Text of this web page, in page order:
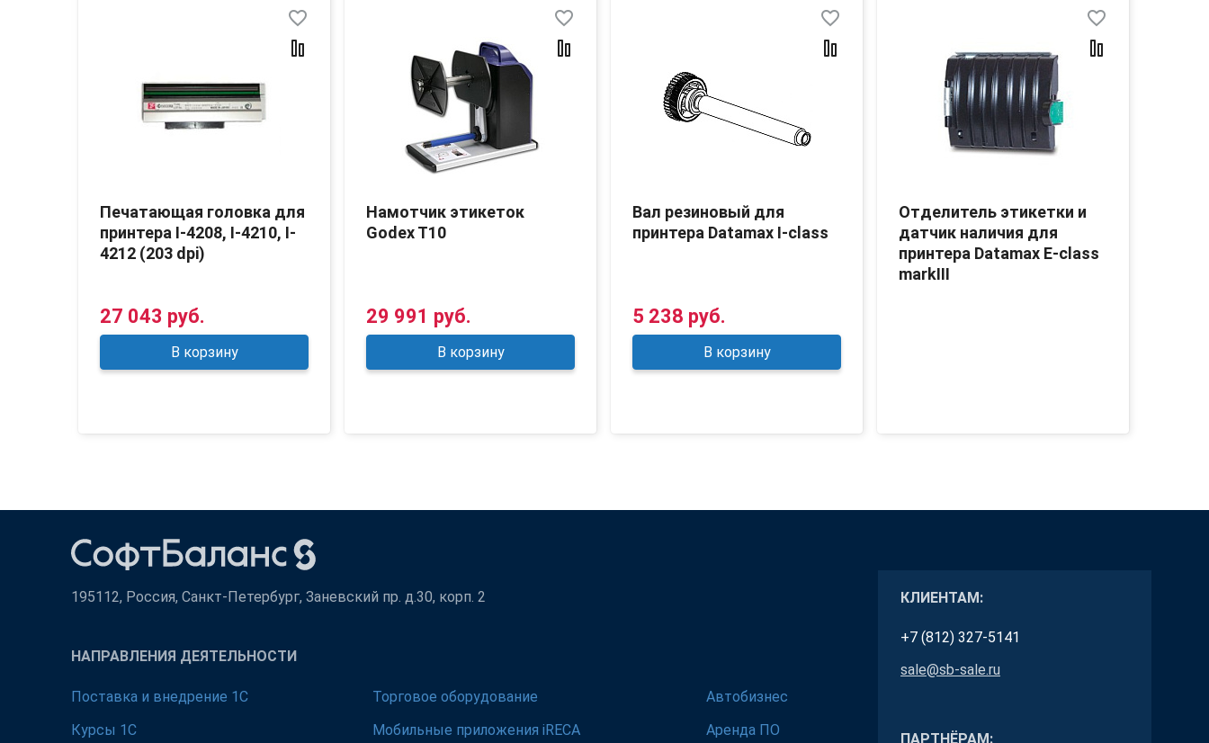
Печатающая головка для
принтера I-4208, I-4210, I-
4212 (203 dpi)
favorite_border
27 043 руб.
В корзину
Намотчик этикеток
Godex T10
favorite_border
29 991 руб.
В корзину
Вал резиновый для
принтера Datamax I-class
favorite_border
5 238 руб.
В корзину
Отделитель этикетки и
датчик наличия для
принтера Datamax E-class
markIII
favorite_border
195112, Россия, Санкт-Петербург, Заневский пр. д.30, корп. 2
НАПРАВЛЕНИЯ ДЕЯТЕЛЬНОСТИ
Поставка и внедрение 1С Торговое оборудование
Автобизнес
Курсы 1С
Мобильные приложения iRECA Аренда ПО
КЛИЕНТАМ:
+7 (812) 327-5141
sale@sb-sale.ru
ПАРТНЁРАМ: